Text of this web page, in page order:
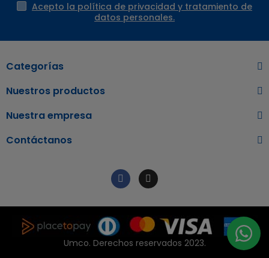
Acepto la política de privacidad y tratamiento de
datos personales.
Contáctanos
Nuestra empresa
Nuestros productos
Categorías
Umco. Derechos reservados 2023.